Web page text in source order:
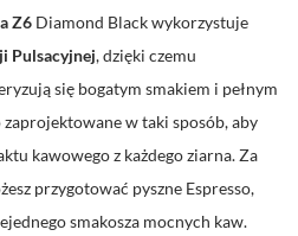
Z6 Diamond Black wykorzystuje
Pulsacyjnej, dzięki czemu
się bogatym smakiem i pełnym
w taki sposób, aby
kawowego z każdego ziarna. Za
przygotować pyszne Espresso,
smakosza mocnych kaw.